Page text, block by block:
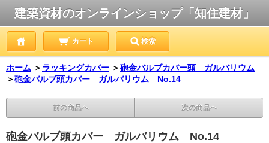
建築資材のオンラインショップ「知住建材」
カート 検索
ホーム ＞ ラッキングカバー ＞砲金バルブカバー頭 ガルバリウム
＞砲金バルブ頭カバー ガルバリウム No.14
前の商品へ 次の商品へ
砲金バルブ頭カバー ガルバリウム No.14